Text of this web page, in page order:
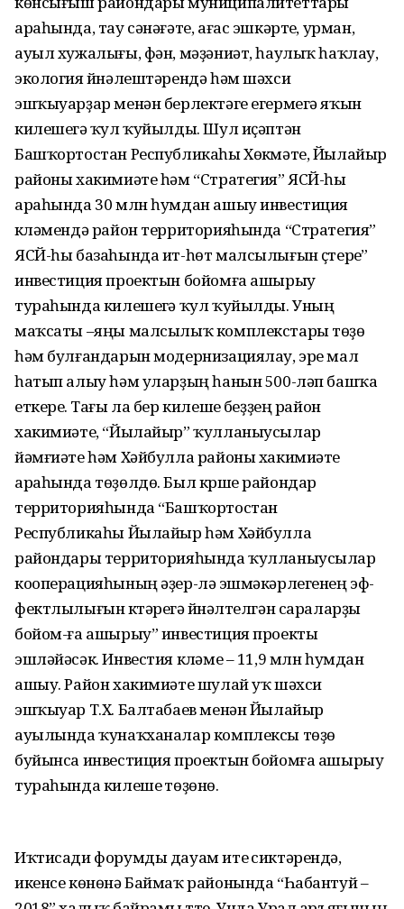
араһында, тау сәнәғәте, ағас эшкәртеү, урман,
ауыл хужалығы, фән, мәҙәниәт, һаулыҡ һаҡлау,
экология йүнәлештәрендә һәм шәхси
эшҡыуарҙар менән берлектәге егермегә яҡын
килешеүгә ҡул ҡуйылды. Шул иҫәптән
Башҡортостан Республикаһы Хөкүмәте, Йылайыр
районы хакимиәте һәм “Стратегия” ЯСЙ-һы
араһында 30 млн һумдан ашыу инвестиция
күләмендә район территорияһында “Стратегия”
ЯСЙ-һы базаһында ит-һөт малсылығын үҫтереү”
инвестиция проектын бойомға ашырыу
тураһында килешеүгә ҡул ҡуйылды. Уның
маҡсаты –яңы малсылыҡ комплекстары төҙөү
һәм булғандарын модернизациялау, эре мал
һатып алыу һәм уларҙың һанын 500-ләп башҡа
еткереү. Тағы ла бер килешеү беҙҙең район
хакимиәте, “Йылайыр” ҡулланыусылар
йәмғиәте һәм Хәйбулла районы хакимиәте
араһында төҙөлдө. Был күрше райондар
территорияһында “Башҡортостан
Республикаһы Йылайыр һәм Хәйбулла
райондары территорияһында ҡулланыусылар
кооперацияһының әҙер-ләү эшмәкәрлегенең эф-
фектлылығын күтәреүгә йүнәлтелгән сараларҙы
бойом-ға ашырыу” инвестиция проекты
эшләйәсәк. Инвестия күләме – 11,9 млн һумдан
ашыу. Район хакимиәте шулай уҡ шәхси
эшҡыуар Т.Х. Балтабаев менән Йылайыр
ауылында ҡунаҡханалар комплексы төҙөү
буйынса инвестиция проектын бойомға ашырыу
тураһында килешеү төҙөнө.
Иҡтисади форумды дауам итеү сиктәрендә,
икенсе көнөнә Баймаҡ районында “Һабантуй –